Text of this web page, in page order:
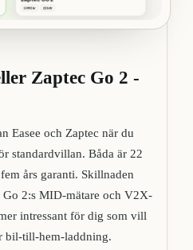
Zaptec Go 2 -
Easee och Zaptec när du
standardvillan. Båda är 22
års garanti. Skillnaden
2:s MID-mätare och V2X-
intressant för dig som vill
bil-till-hem-laddning.